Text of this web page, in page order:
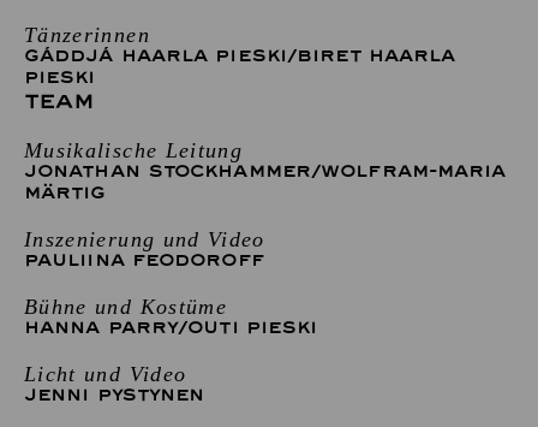
Tänzerinnen
GÁDDJÁ HAARLA PIESKI/BIRET HAARLA
PIESKI
TEAM
Musikalische Leitung
JONATHAN STOCKHAMMER/WOLFRAM-MARIA
MÄRTIG
Inszenierung und Video
PAULIINA FEODOROFF
Bühne und Kostüme
HANNA PARRY/OUTI PIESKI
Licht und Video
JENNI PYSTYNEN